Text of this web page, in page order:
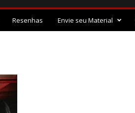
Resenhas Envie seu Material